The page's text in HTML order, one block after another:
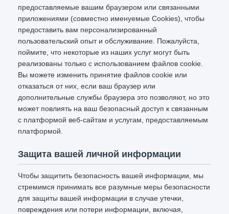
предоставляемые вашим браузером или связанными
приложениями (совместно именуемые Cookies), чтобы
предоставить вам персонализированный
пользовательский опыт и обслуживание. Пожалуйста,
поймите, что некоторые из наших услуг могут быть
реализованы только с использованием файлов cookie.
Вы можете изменить принятие файлов cookie или
отказаться от них, если ваш браузер или
дополнительные службы браузера это позволяют, но это
может повлиять на ваш безопасный доступ к связанным
с платформой веб-сайтам и услугам, предоставляемым
платформой.
Защита вашей личной информации
Чтобы защитить безопасность вашей информации, мы
стремимся принимать все разумные меры безопасности
для защиты вашей информации в случае утечки,
повреждения или потери информации, включая,